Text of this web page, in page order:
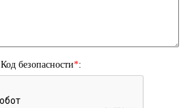
Код безопасности*: